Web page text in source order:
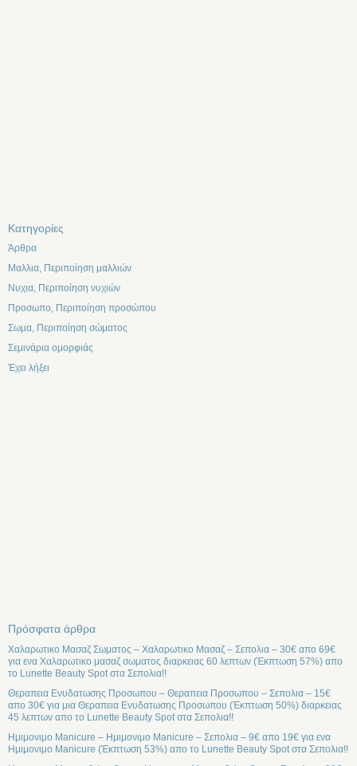
Kατηγορίες
Άρθρα
Μαλλια, Περιποίηση μαλλιών
Νυχια, Περιποίηση νυχιών
Προσωπο, Περιποίηση προσώπου
Σωμα, Περιποίηση σώματος
Σεμινάρια ομορφιάς
Έχει λήξει
Πρόσφατα άρθρα
Χαλαρωτικο Μασαζ Σωματος – Χαλαρωτικο Μασαζ – Σεπολια – 30€ απο 69€
για ενα Χαλαρωτικο μασαζ σωματος διαρκειας 60 λεπτων (Έκπτωση 57%) απο
το Lunette Beauty Spot στα Σεπολια!!
Θεραπεια Ενυδατωσης Προσωπου – Θεραπεια Προσωπου – Σεπολια – 15€
απο 30€ για μια Θεραπεια Ενυδατωσης Προσωπου (Έκπτωση 50%) διαρκειας
45 λεπτων απο το Lunette Beauty Spot στα Σεπολια!!
Ημιμονιμο Manicure – Ημιμονιμο Manicure – Σεπολια – 9€ απο 19€ για ενα
Ημιμονιμο Manicure (Έκπτωση 53%) απο το Lunette Beauty Spot στα Σεπολια!!